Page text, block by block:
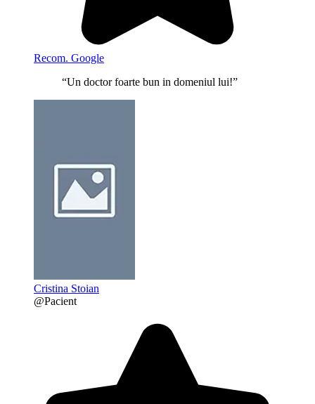
Recom. Google
“Un doctor foarte bun in domeniul lui!”
Cristina Stoian
@Pacient